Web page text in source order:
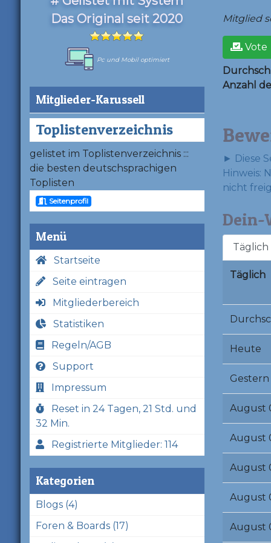
Das Original seit 2020
Pc und Mobil optimiert
Mitglieder-Karussell
Toplistenverzeichnis
gelistet im Toplistenverzeichnis :::
die besten deutschsprachigen
Toplisten
Seitenprofil
Menü
Startseite
Seite eintragen
Mitgliederbereich
Statistiken
Regeln/AGB
Support
Impressum
Reset in 24 Tagen, 21 Std. und
32 Min.
Registrierte Mitglieder: 114
Kategorien
Blogs (4)
Foren & Boards (17)
Mitglied
Vote
Anzahl
► Diese
Hinweis:
nicht
Dein-
Täglich
Täglich
Heute
Gestern
August
August
August
August
August